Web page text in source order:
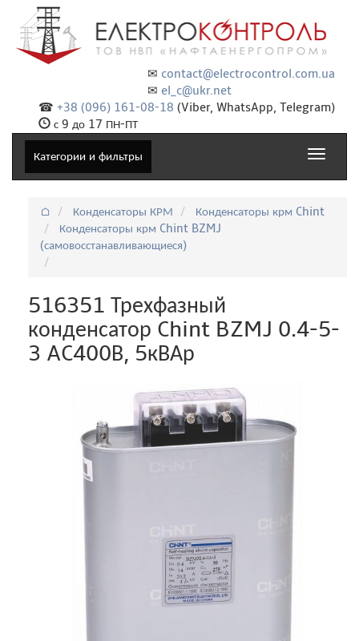
✉ contact@electrocontrol.com.ua
✉ el_c@ukr.net
☎ +38 (096) 161-08-18 (Viber, WhatsApp, Telegram)
с 9 до 17 ПН-ПТ
Категории и фильтры
Toggle
⌂ Конденсаторы КРМ
Конденсаторы крм Chint
Конденсаторы крм Chint BZMJ
(самовосстанавливающиеся)
516351 Трехфазный
конденсатор Chint BZMJ 0.4-5-
3 AC400В, 5кВАр